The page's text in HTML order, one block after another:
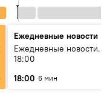
Ежедневные новости
Ежедневные новости.
18:00
18:00 6 мин